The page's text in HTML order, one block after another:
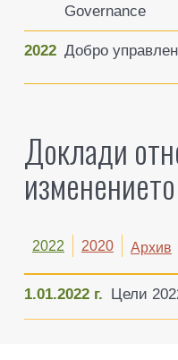
Governance
2022 Добро
Доклади
2022 2020 Архив
1.01.2022 г. Цели